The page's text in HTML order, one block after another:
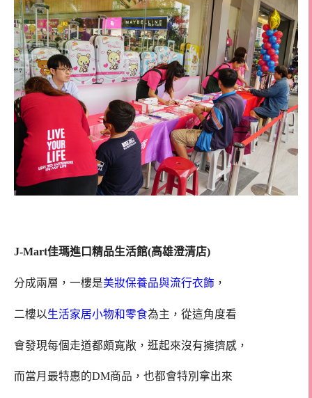
J-Mart佳瑪進口精品生活館(高雄澄清店)
分成兩層，一樓是美妝保養品與流行衣飾 ，
二樓以生活家居小物和零食為主，從這角度看
會發現每個走道都頗寬敞，逛起來沒有擁擠感，
而當月最特惠的DM商品，也都會特別拿出來